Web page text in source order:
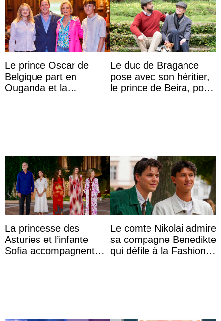
Le prince Oscar de
Belgique part en
Ouganda et la
Le duc de Bragance
pose avec son héritier,
le prince de Beira, pour
La princesse des
Asturies et l’infante
Sofia accompagnent
Le comte Nikolai admire
sa compagne Benedikte
qui défile à la Fashion